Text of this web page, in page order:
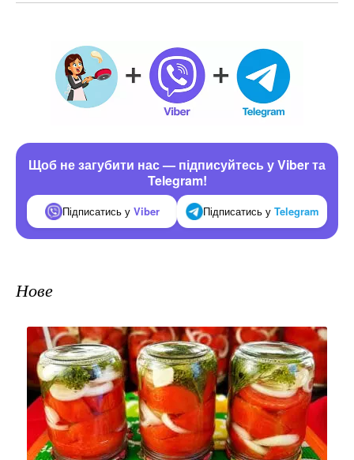
Щоб не загубити нас — підписуйтесь у Viber та
Telegram!
Підписатись у Viber Підписатись у Telegram
Нове